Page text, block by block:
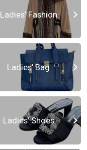
Ladies’ Fashion
Ladies’ Bag
Ladies’ Shoes